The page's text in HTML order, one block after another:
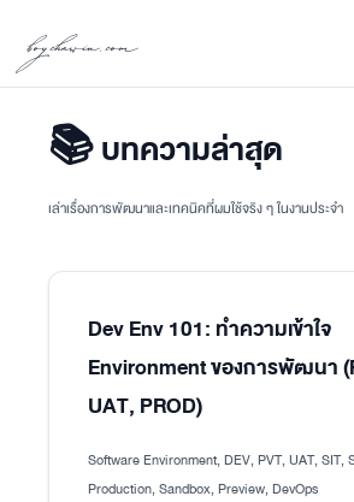
boychawin.com
📚 บทความล่าสุด
เล่าเรื่องการพัฒนาและเทคนิคที่ผมใช้จริง ๆ ในงานประจำ
Dev Env 101: ทำความเข้าใจ
Environment ของการพัฒนา
UAT, PROD)
Software Environment, DEV, PVT, UAT, SIT,
Production, Sandbox, Preview, DevOps